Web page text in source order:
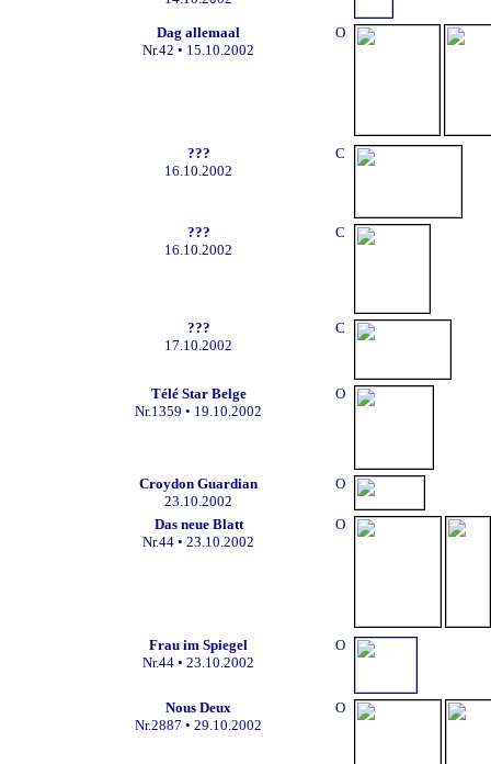
Dag allemaal
Nr.42 • 15.10.2002
O
???
16.10.2002
C
???
16.10.2002
C
???
17.10.2002
C
Télé Star Belge
Nr.1359 • 19.10.2002
O
Croydon Guardian
23.10.2002
O
Das neue Blatt
Nr.44 • 23.10.2002
O
Frau im Spiegel
Nr.44 • 23.10.2002
O
Nous Deux
Nr.2887 • 29.10.2002
O